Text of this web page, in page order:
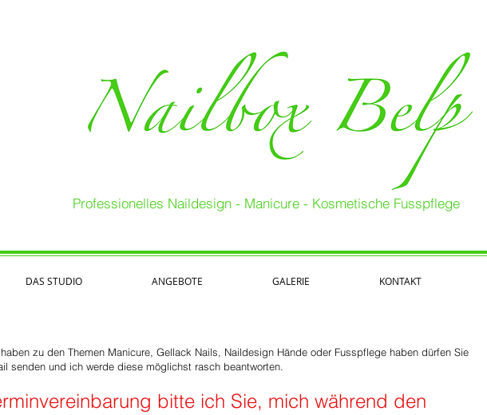
Professionelles Naildesign - Manicure - Kosmetische Fusspflege
DAS STUDIO ANGEBOTE GALERIE KONTAKT
zu den Themen Manicure, Gellack Nails, Naildesign Hände oder Fusspflege haben dürfen Sie
senden und ich werde diese möglichst rasch beantworten.
bitte ich Sie, mich während den